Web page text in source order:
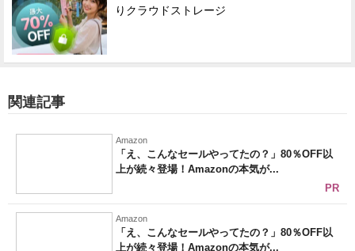
りクラウドストレージ
関連記事
Amazon
「え、こんなセールやってたの？」80％OFF以
上が続々登場！Amazonの本気が...
PR
Amazon
「え、こんなセールやってたの？」80％OFF以
上が続々登場！Amazonの本気が...